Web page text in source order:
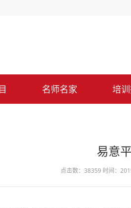
名师名家 培
易意平
点击数：38359 时间：